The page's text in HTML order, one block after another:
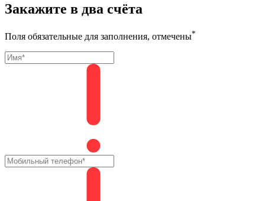
Закажите в два счёта
Поля обязательные для заполнения, отмечены*